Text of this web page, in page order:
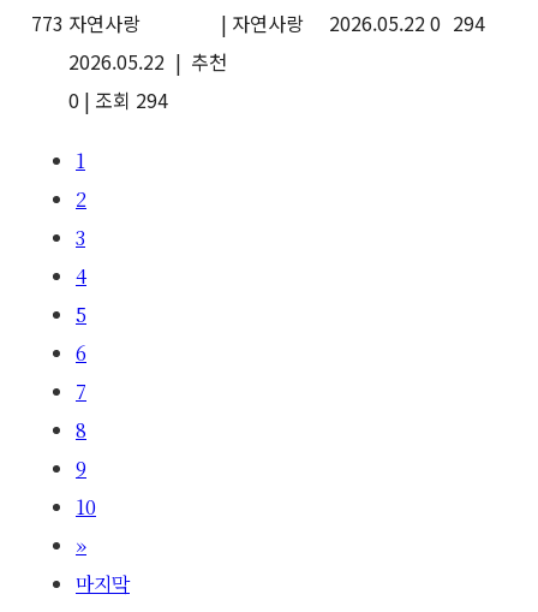
773 자연사랑
|
2026.05.22 | 추천
0 | 조회 294
자연사랑 2026.05.220 294
1
2
3
4
5
6
7
8
9
10
»
마지막